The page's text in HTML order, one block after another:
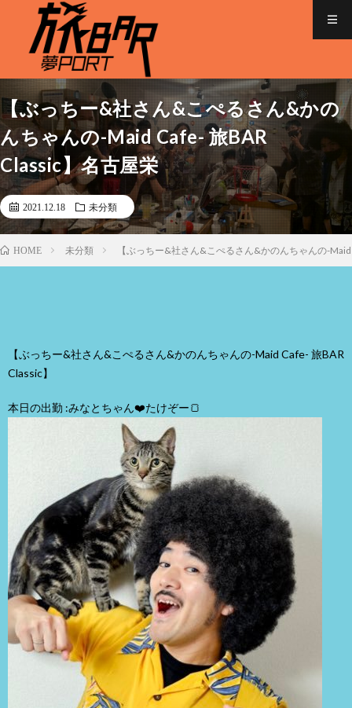
【ぶっちー&社さん&こぺるさん&かの
んちゃんの-Maid Cafe- 旅BAR
Classic】名古屋栄
2021.12.18 未分類
HOME 未分類 【ぶっちー&社さん&こぺるさん&かのんちゃんの-
【ぶっちー&社さん&こぺるさん&かのんちゃんの-Maid Cafe- 旅BAR
Classic】
本日の出勤 :みなとちゃん❤️たけぞー🍞